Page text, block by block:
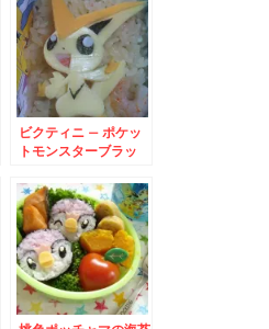
ビクティニ – ポケッ
トモンスターブラッ
利をもたらすポケモン
♪